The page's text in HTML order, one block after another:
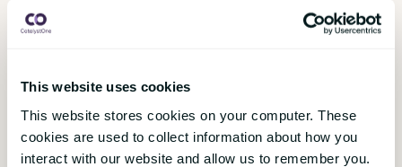
This website uses cookies
This website stores cookies on your computer. These
cookies are used to collect information about how you
interact with our website and allow us to remember you.
Sammendrag
som har potensial til å revolusjonere mange
aspekter av HR og rekruttering. Ved å
automatisere rutineoppgaver, forbedre
beslutningstaking og tilby innsikt basert på